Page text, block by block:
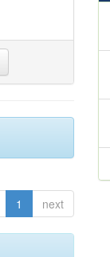
1 next